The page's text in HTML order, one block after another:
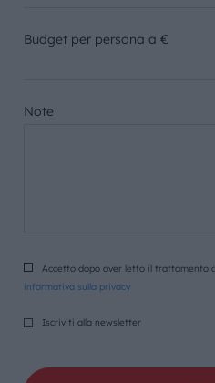
Budget per persona a €
Note
Accetto dopo aver letto il trattamento
informativa sulla privacy
Iscriviti alla newsletter